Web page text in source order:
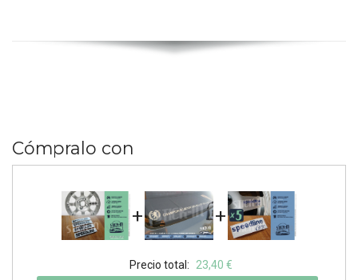
Cómpralo con
+ +
Precio total: 23,40 €